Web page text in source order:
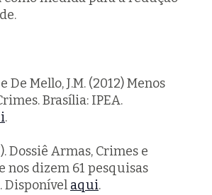
De Mello, J.M. (2012) Menos
Brasília: IPEA.
.
Dossiê Armas, Crimes e
nos dizem 61 pesquisas
Disponível aqui.